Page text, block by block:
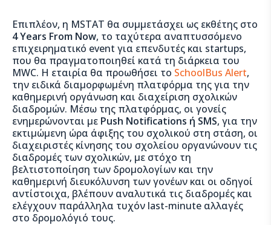
Επιπλέον, η MSTAT θα συμμετάσχει ως εκθέτης στο
4 Years From Now, το ταχύτερα αναπτυσσόμενο
επιχειρηματικό event για επενδυτές και startups,
που θα πραγματοποιηθεί κατά τη διάρκεια του
MWC. H εταιρία θα προωθήσει το SchoolBus Alert,
την ειδικά διαμορφωμένη πλατφόρμα της για την
καθημερινή οργάνωση και διαχείριση σχολικών
διαδρομών. Μέσω της πλατφόρμας, οι γονείς
ενημερώνονται με Push Notifications ή SMS, για την
εκτιμώμενη ώρα άφιξης του σχολικού στη στάση, oι
διαχειριστές κίνησης του σχολείου οργανώνουν τις
διαδρομές των σχολικών, με στόχο τη
βελτιστοποίηση των δρομολογίων και την
καθημερινή διευκόλυνση των γονέων και οι οδηγοί
αντίστοιχα, βλέπουν αναλυτικά τις διαδρομές και
ελέγχουν παράλληλα τυχόν last-minute αλλαγές
στο δρομολόγιό τους.